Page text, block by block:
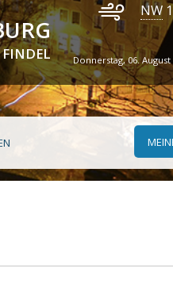
FINDEL
NW
Donnerstag, 06. August